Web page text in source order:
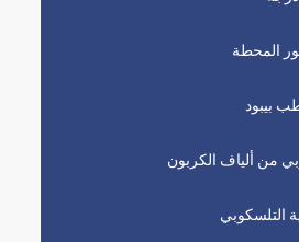
المحطة
بيبود
من ألياف الكربون
التلسكوبي